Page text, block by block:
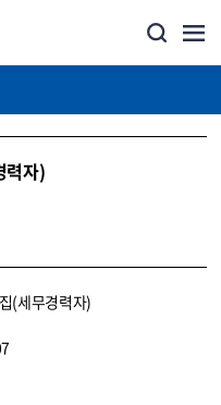
력자)
(세무경력자)